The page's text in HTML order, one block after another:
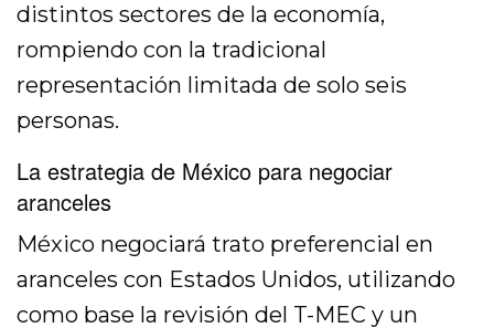
distintos sectores de la economía,
rompiendo con la tradicional
representación limitada de solo seis
personas.
La estrategia de México para negociar
aranceles
México negociará trato preferencial en
aranceles con Estados Unidos, utilizando
como base la revisión del T-MEC y un